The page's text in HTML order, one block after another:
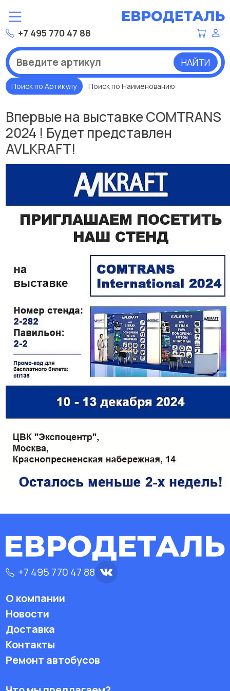
+7 495 770 47 88
НАЙТИ
Поиск по Артикулу Поиск по Наименованию
Впервые на выставке COMTRANS
2024 ! Будет представлен
AVLKRAFT!
+7 495 770 47 88
О компании
Новости
Доставка
Контакты
Ремонт автобусов